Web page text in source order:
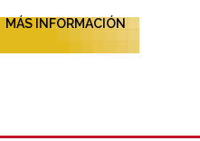
MÁS INFORMACIÓN